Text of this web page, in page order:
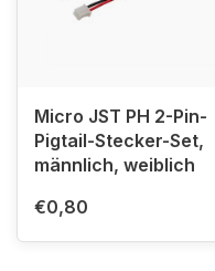
Micro JST PH 2-Pin-
Pigtail-Stecker-Set,
männlich, weiblich
€0,80